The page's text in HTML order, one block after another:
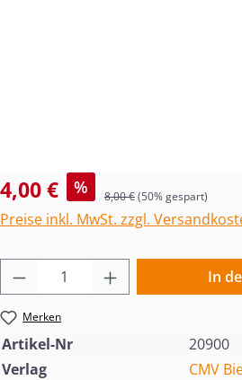
Verkaufspreis:
4,00 € % Regulärer Preis:
8,00 €(50% gespart)
Preise inkl. MwSt. zzgl.
Produkt Anzahl: Gib den
In
Merken
Artikel-Nr
20900
Verlag
CMV